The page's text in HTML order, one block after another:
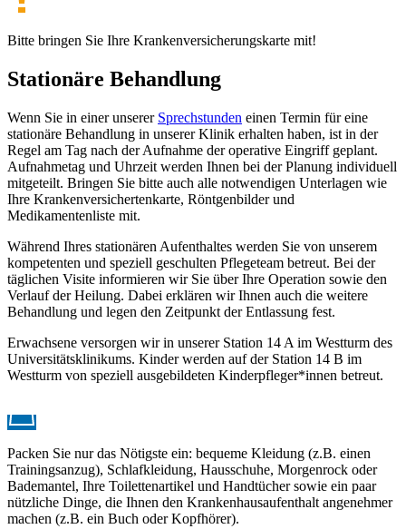
Bitte bringen Sie Ihre Krankenversicherungskarte mit!
Stationäre Behandlung
Wenn Sie in einer unserer Sprechstunden einen Termin für eine
stationäre Behandlung in unserer Klinik erhalten haben, ist in der
Regel am Tag nach der Aufnahme der operative Eingriff geplant.
Aufnahmetag und Uhrzeit werden Ihnen bei der Planung individuell
mitgeteilt. Bringen Sie bitte auch alle notwendigen Unterlagen wie
Ihre Krankenversichertenkarte, Röntgenbilder und
Medikamentenliste mit.
Während Ihres stationären Aufenthaltes werden Sie von unserem
kompetenten und speziell geschulten Pflegeteam betreut. Bei der
täglichen Visite informieren wir Sie über Ihre Operation sowie den
Verlauf der Heilung. Dabei erklären wir Ihnen auch die weitere
Behandlung und legen den Zeitpunkt der Entlassung fest.
Erwachsene versorgen wir in unserer Station 14 A im Westturm des
Universitätsklinikums. Kinder werden auf der Station 14 B im
Westturm von speziell ausgebildeten Kinderpfleger*innen betreut.
Packen Sie nur das Nötigste ein: bequeme Kleidung (z.B. einen
Trainingsanzug), Schlafkleidung, Hausschuhe, Morgenrock oder
Bademantel, Ihre Toilettenartikel und Handtücher sowie ein paar
nützliche Dinge, die Ihnen den Krankenhausaufenthalt angenehmer
machen (z.B. ein Buch oder Kopfhörer).